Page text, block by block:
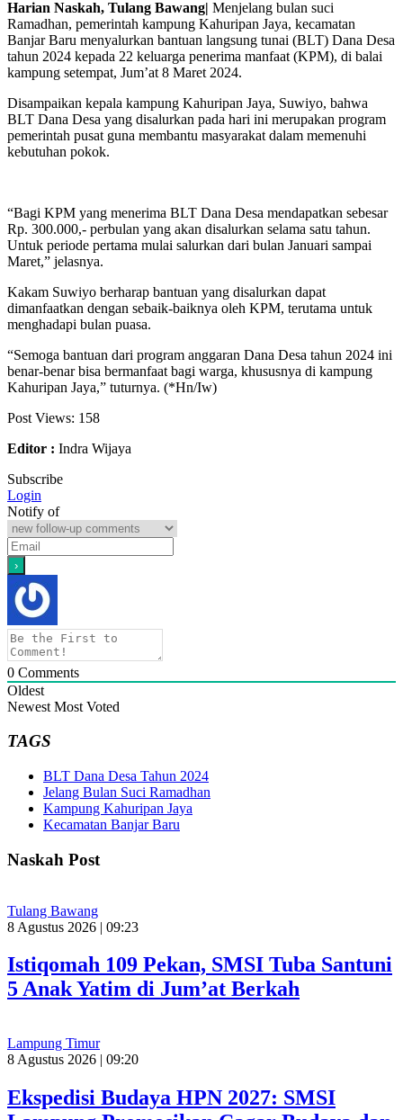
Harian Naskah, Tulang Bawang| Menjelang bulan suci
Ramadhan, pemerintah kampung Kahuripan Jaya, kecamatan
Banjar Baru menyalurkan bantuan langsung tunai (BLT) Dana Desa
tahun 2024 kepada 22 keluarga penerima manfaat (KPM), di balai
kampung setempat, Jum’at 8 Maret 2024.
Disampaikan kepala kampung Kahuripan Jaya, Suwiyo, bahwa
BLT Dana Desa yang disalurkan pada hari ini merupakan program
pemerintah pusat guna membantu masyarakat dalam memenuhi
kebutuhan pokok.
“Bagi KPM yang menerima BLT Dana Desa mendapatkan sebesar
Rp. 300.000,- perbulan yang akan disalurkan selama satu tahun.
Untuk periode pertama mulai salurkan dari bulan Januari sampai
Maret,” jelasnya.
Kakam Suwiyo berharap bantuan yang disalurkan dapat
dimanfaatkan dengan sebaik-baiknya oleh KPM, terutama untuk
menghadapi bulan puasa.
“Semoga bantuan dari program anggaran Dana Desa tahun 2024 ini
benar-benar bisa bermanfaat bagi warga, khususnya di kampung
Kahuripan Jaya,” tuturnya. (*Hn/Iw)
Post Views: 158
Editor : Indra Wijaya
Subscribe
Login
Notify of
0 Comments
Oldest
Newest Most Voted
TAGS
BLT Dana Desa Tahun 2024
Jelang Bulan Suci Ramadhan
Kampung Kahuripan Jaya
Kecamatan Banjar Baru
Naskah Post
Tulang Bawang
8 Agustus 2026 | 09:23
Istiqomah 109 Pekan, SMSI Tuba Santuni
5 Anak Yatim di Jum’at Berkah
Lampung Timur
8 Agustus 2026 | 09:20
Ekspedisi Budaya HPN 2027: SMSI